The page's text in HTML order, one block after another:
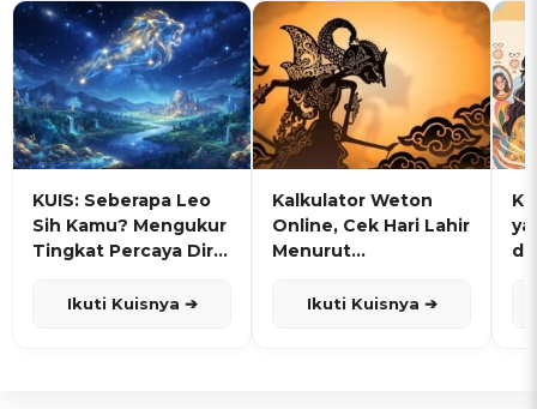
KUIS: Seberapa Leo
Sih Kamu? Mengukur
Tingkat Percaya Diri
Ikuti Kuisnya ➔
Kalkulator Weton
Online, Cek Hari Lahir
Menurut
Ikuti Kuisnya ➔